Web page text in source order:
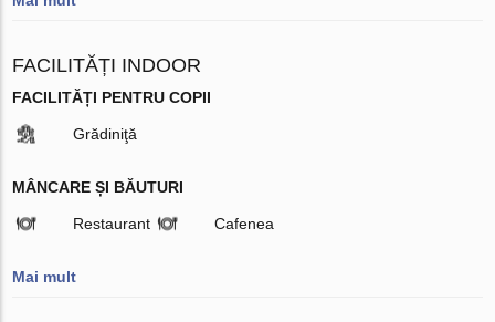
FACILITĂȚI INDOOR
FACILITĂȚI PENTRU COPII
Grădiniţă
MÂNCARE ȘI BĂUTURI
Restaurant Cafenea
Mai mult